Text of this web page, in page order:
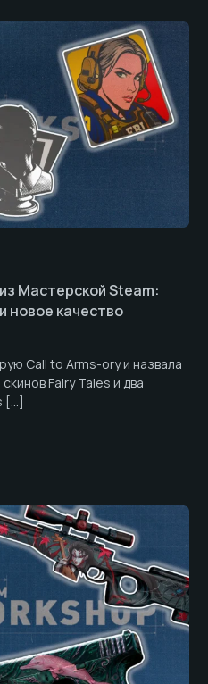
Мастерской Steam:
новое качество
Call to Arms-ory и назвала
Fairy Tales и два
[…]